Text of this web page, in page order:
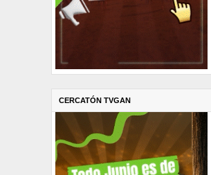
CERCATÓN TVGAN